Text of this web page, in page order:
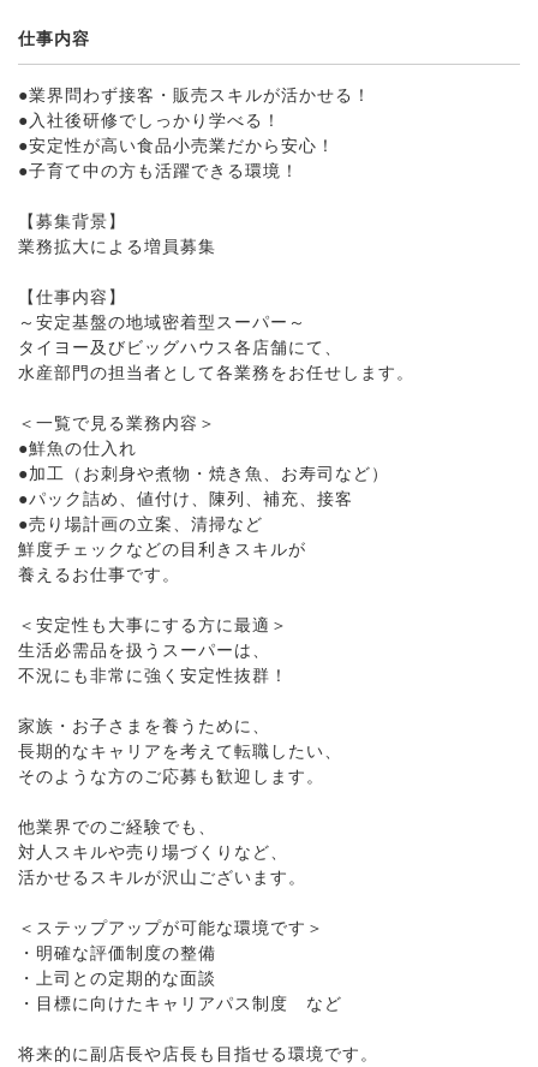
仕事内容
●業界問わず接客・販売スキルが活かせる！
●入社後研修でしっかり学べる！
●安定性が高い食品小売業だから安心！
●子育て中の方も活躍できる環境！
【募集背景】
業務拡大による増員募集
【仕事内容】
～安定基盤の地域密着型スーパー～
タイヨー及びビッグハウス各店舗にて、
水産部門の担当者として各業務をお任せします。
＜一覧で見る業務内容＞
●鮮魚の仕入れ
●加工（お刺身や煮物・焼き魚、お寿司など）
●パック詰め、値付け、陳列、補充、接客
●売り場計画の立案、清掃など
鮮度チェックなどの目利きスキルが
養えるお仕事です。
＜安定性も大事にする方に最適＞
生活必需品を扱うスーパーは、
不況にも非常に強く安定性抜群！
家族・お子さまを養うために、
長期的なキャリアを考えて転職したい、
そのような方のご応募も歓迎します。
他業界でのご経験でも、
対人スキルや売り場づくりなど、
活かせるスキルが沢山ございます。
＜ステップアップが可能な環境です＞
・明確な評価制度の整備
・上司との定期的な面談
・目標に向けたキャリアパス制度 など
将来的に副店長や店長も目指せる環境です。